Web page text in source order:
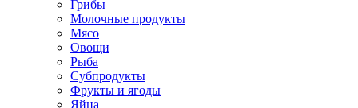
Грибы
Молочные продукты
Мясо
Овощи
Рыба
Субпродукты
Фрукты и ягоды
Яйца